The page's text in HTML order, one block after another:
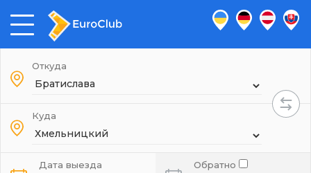
Откуда
Куда
Дата выезда Обратно